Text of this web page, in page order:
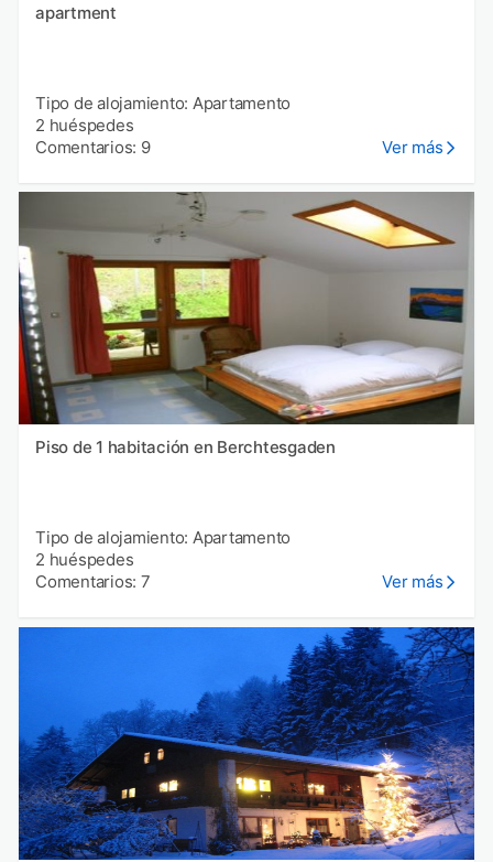
apartment
Tipo de alojamiento: Apartamento
2 huéspedes
Comentarios: 9
Ver más
Piso de 1 habitación en Berchtesgaden
Tipo de alojamiento: Apartamento
2 huéspedes
Comentarios: 7
Ver más